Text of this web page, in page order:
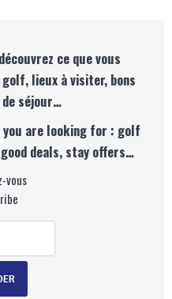
ce que vous
lieux à visiter, bons
séjour…
are looking for : golf
deals, stay offers…
vous